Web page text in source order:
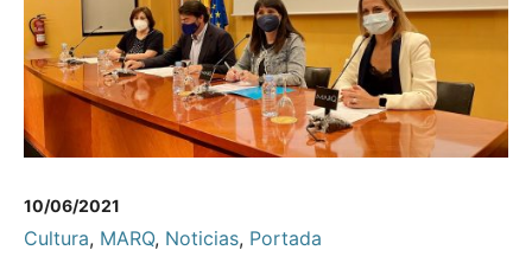
10/06/2021
Cultura, MARQ, Noticias, Portada